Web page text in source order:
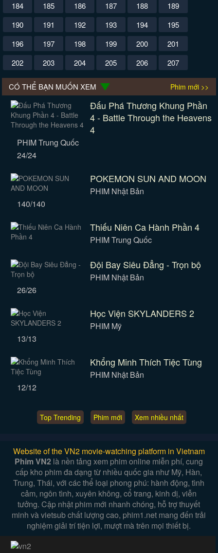
184
185 186 187 188
189
190
191 192 193 194
195
196
197 198 199 200
201
202
203 204 205 206 207
CÓ THỂ BẠN MUỐN XEM Phim mới >>
Đấu Phá Thương Khung Phần
4 - Battle Through the Heavens
4
PHIM Trung Quốc
24/24
POKEMON SUN AND MOON
PHIM Nhật Bản
140/140
Thiếu Niên Ca Hành Phần 4
PHIM Trung Quốc
Đội Bay Siêu Đẳng - Trọn bộ
PHIM Nhật Bản
26/26
Học Viện SKYLANDERS 2
PHIM Mỹ
13/13
Khổng Minh Thích Tiệc Tùng
PHIM Nhật Bản
12/12
Top Trending Phim mới Xem nhiều nhất
Website of the VN2 movie-watching platform in Vietnam
Phim VN2 là nền tảng xem phim online miễn phí, cung
cấp kho phim đa dạng từ nhiều quốc gia như Mỹ, Hàn,
Trung, Thái, với các thể loại phong phú: hành động, tình
cảm, ngôn tình, xuyên không, cổ trang, kinh dị, viễn
tưởng. Cập nhật phim mới nhanh chóng, hỗ trợ thuyết
minh và vietsub chất lượng cao, phim1.net mang đến trải
nghiệm giải trí tiện lợi, mượt mà trên mọi thiết bị.